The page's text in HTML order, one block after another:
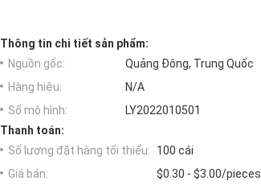
Thông tin chi tiết sản phẩm:
Nguồn gốc:
Quảng Đông, Trung Quốc
Hàng hiệu:
N/A
Số mô hình:
LY2022010501
Thanh toán:
Số lượng đặt hàng tối thiểu:
100 cái
Giá bán:
$0.30 - $3.00/pieces